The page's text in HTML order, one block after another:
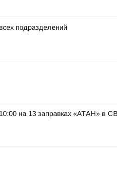
подразделений
на 13 заправках «АТАН»